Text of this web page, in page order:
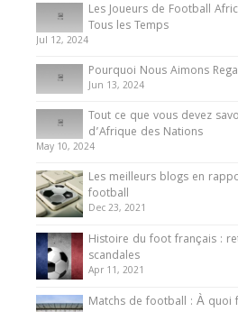
Les Joueurs de Football
Tous les Temps
Jul 12, 2024
Pourquoi Nous Aimons
Jun 13, 2024
Tout ce que vous devez
d’Afrique des Nations
May 10, 2024
Les meilleurs blogs en
football
Dec 23, 2021
Histoire du foot français :
scandales
Apr 11, 2021
Matchs de football : À quoi